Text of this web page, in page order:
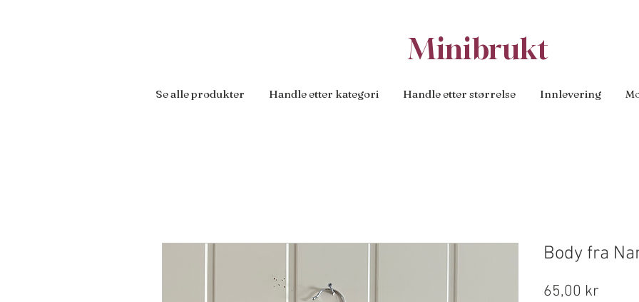
Minibrukt
Se alle produkter Handle etter kategori Handle etter størrelse Innlevering
Body fra
65,00 kr